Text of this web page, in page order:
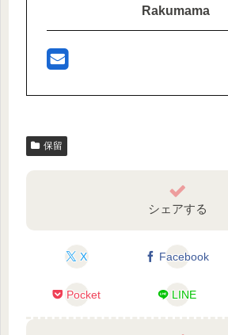
Rakumama
保留
シェアする
X Facebook
Pocket LINE